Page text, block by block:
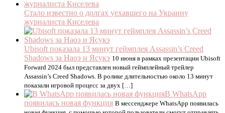
Стало известно о долгах уехавшего на Украину
журналиста Киселева
Ubisoft показала 13 минут геймплея Assassin’s Creed
Shadows за Наоэ и Ясукэ 10 июня в рамках презентации Ubisoft
Forward 2024 был представлен новый геймплейный трейлер
Assassin’s Creed Shadows. В ролике длительностью около 13 минут
показали игровой процесс за двух […]
В WhatsApp
появилась новая функция В мессенджере WhatsApp появилась